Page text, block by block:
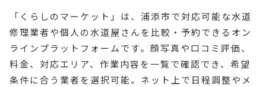
「くらしのマーケット」は、浦添市で対応可能な水道
修理業者や個人の水道屋さんを比較・予約できるオン
ラインプラットフォームです。顔写真や口コミ評価、
料金、対応エリア、作業内容を一覧で確認でき、希望
条件に合う業者を選択可能。ネット上で日程調整やメ